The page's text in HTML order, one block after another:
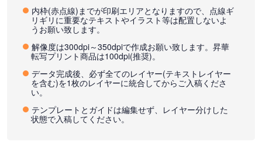
内枠(赤点線)までが印刷エリアとなりますので、点線ギ
リギリに重要なテキストやイラスト等は配置しないよ
うお願い致します。
解像度は300dpi～350dpiで作成お願い致します。昇華
転写プリント商品は100dpi(推奨)。
データ完成後、必ず全てのレイヤー(テキストレイヤー
を含む)を1枚のレイヤーに統合してからご入稿くださ
い。
テンプレートとガイドは編集せず、レイヤー分けした
状態で入稿してください。